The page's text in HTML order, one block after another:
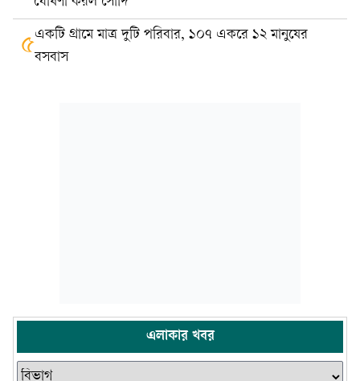
৫একটি গ্রামে মাত্র দুটি পরিবার, ১০৭ একরে ১২ মানুষের
বসবাস
এলাকার খবর